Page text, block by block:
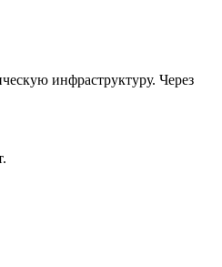
инфраструктуру. Через